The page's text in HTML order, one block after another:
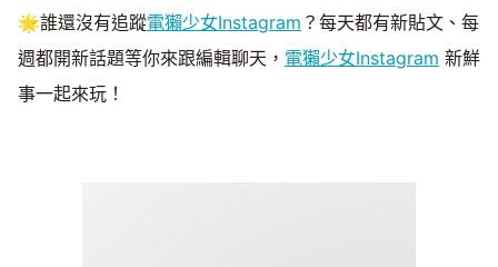
🌟誰還沒有追蹤電獺少女Instagram ？每天都有新貼文、每
週都開新話題等你來跟編輯聊天， 電獺少女Instagram 新鮮
事一起來玩！